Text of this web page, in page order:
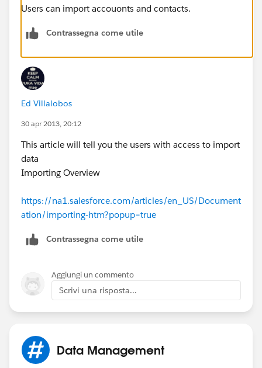
Users can import accouonts and contacts.
Contrassegna come utile
Ed Villalobos
30 apr 2013, 20:12
This article will tell you the users with access to import
data
Importing Overview
https://na1.salesforce.com/articles/en_US/Document
ation/importing-htm?popup=true
Contrassegna come utile
Aggiungi un commento
Scrivi una risposta...
Data Management